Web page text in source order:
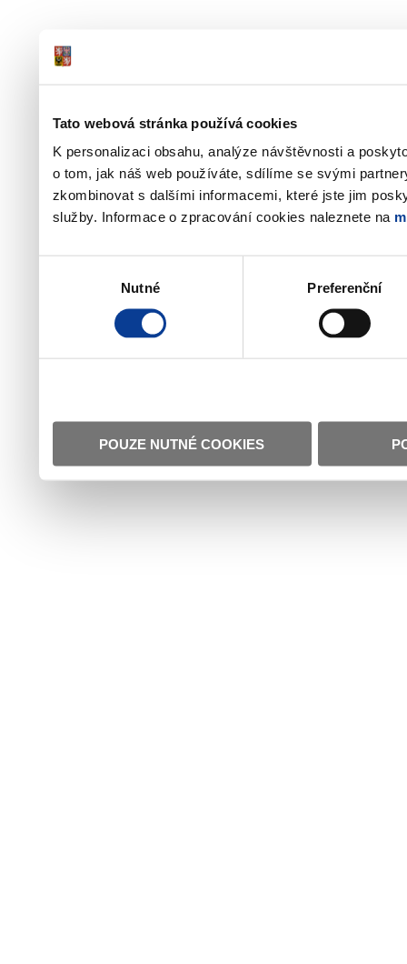
Tato webová stránka používá cookies
K personalizaci obsahu, analýze návštěvnosti a
o tom, jak náš web používáte, sdílíme se svými
zkombinovat s dalšími informacemi, které jste jim
služby. Informace o zpracování cookies naleznete na
Nutné Preferenční
POUZE NUTNÉ COOKIES